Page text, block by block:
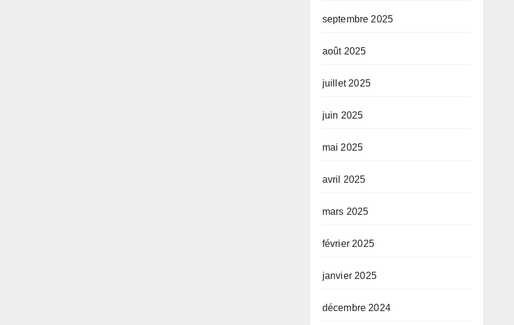
septembre 2025
août 2025
juillet 2025
juin 2025
mai 2025
avril 2025
mars 2025
février 2025
janvier 2025
décembre 2024